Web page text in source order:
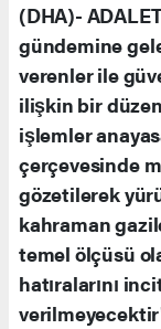
(DHA)-
gündemine
verenler ile
ilişkin bir
işlemler
çerçevesinde
gözetilerek
kahraman
temel ölçüsü
hatıralarını